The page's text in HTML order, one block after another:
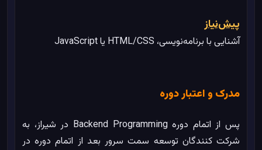
پیش‌نیاز
آشنایی با برنامه‌نویسی، HTML/CSS یا JavaScript
مدرک و اعتبار دوره
پس از اتمام دوره Backend Programming در شیراز، به
شرکت‌ کنندگان توسعه سمت سرور بعد از اتمام دوره در